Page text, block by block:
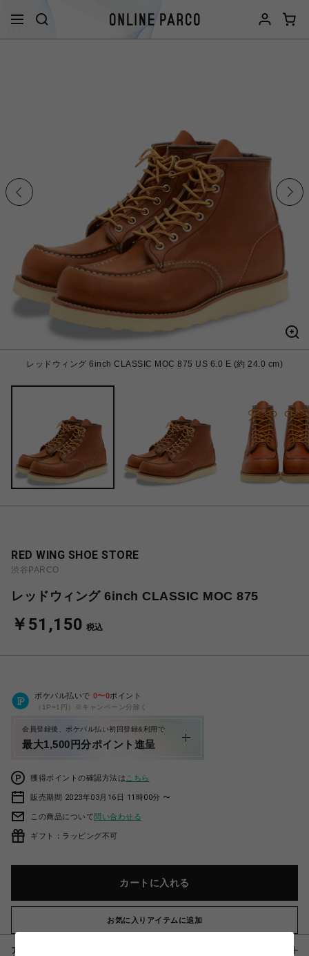
レッドウィング 6inch CLASSIC MOC 875 US 6.0 E (約 24.0 cm)
RED WING SHOE STORE
渋谷PARCO
レッドウィング 6inch CLASSIC MOC 875
￥51,150 税込
ポケパル払いで 0〜0ポイント
（1P=1円）※キャンペーン分除く
会員登録後、ポケパル払い初回登録&利用で
最大1,500円分ポイント進呈
獲得ポイントの確認方法は こちら
販売期間 2023年03月16日 11時00分 〜
この商品について問い合わせる
ギフト：ラッピング不可
カートに入れる
お気に入りアイテムに追加
アイテム説明 / 素材